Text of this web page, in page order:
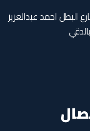
شارع البطل احمد عبدالعزيز